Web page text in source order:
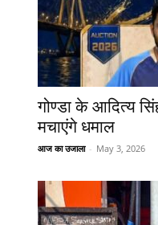
गोण्डा के आदित्य
मचाएंगे धमाल
आज का उजाला - May 3, 2026